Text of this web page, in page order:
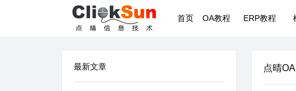
首页 OA教程 ERP教程
最新文章 点晴